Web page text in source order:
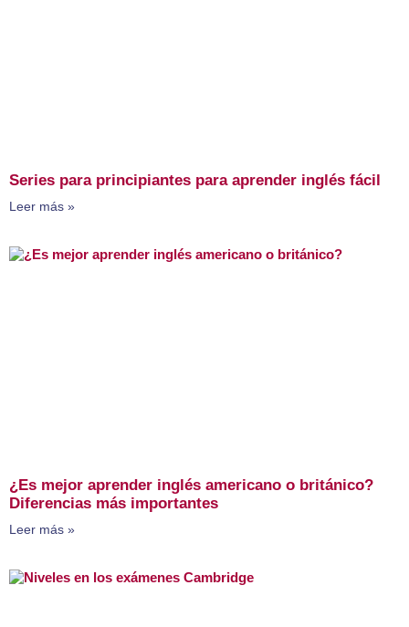
Series para principiantes para aprender inglés fácil
Leer más »
¿Es mejor aprender inglés americano o británico?
Diferencias más importantes
Leer más »